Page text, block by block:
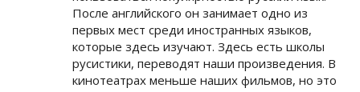
После английского он занимает одно из
первых мест среди иностранных языков,
которые здесь изучают. Здесь есть школы
русистики, переводят наши произведения. В
кинотеатрах меньше наших фильмов, но это